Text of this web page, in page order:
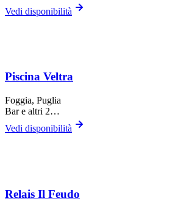
Vedi disponibilità
Piscina Veltra
Foggia, Puglia
Bare altri 2…
Vedi disponibilità
Relais Il Feudo